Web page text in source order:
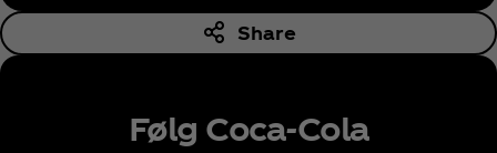
Share
Følg Coca‑Cola